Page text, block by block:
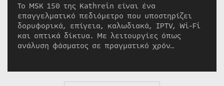
Το MSK 150 της Kathrein είναι ένα
επαγγελματικό πεδιόμετρο που υποστηρίζει
δορυφορικά, επίγεια, καλωδιακά, IPTV, Wi-Fi
και οπτικά δίκτυα. Με λειτουργίες όπως
ανάλυση φάσματος σε πραγματικό χρόν…